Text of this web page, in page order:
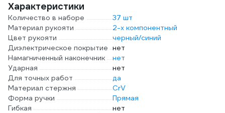
Характеристики
Количество в наборе
37 шт
Материал рукояти
2-х компонентный
Цвет рукояти
черный/синий
Диэлектрическое покрытие нет
Намагниченный наконечник
нет
Ударная
нет
Для точных работ
да
Материал стержня
CrV
Форма ручки
Прямая
Гибкая
нет